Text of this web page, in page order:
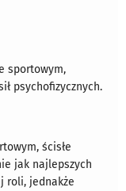
sportowym,
psychofizycznych.
ścisłe
jak najlepszych
roli, jednakże